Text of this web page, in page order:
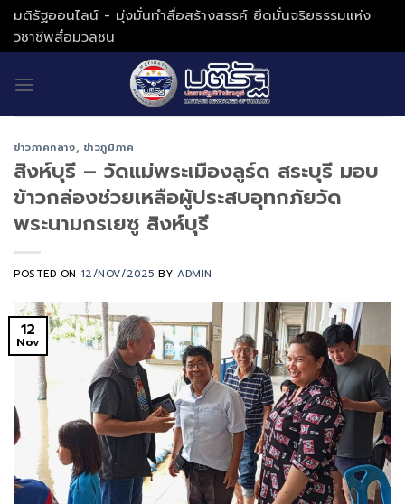
Skip
to
content
มติรัฐออนไลน์ - มุ่งมั่นทำสื่อสร้างสรรค์ ยึดมั่นจริยธรรมแห่ง
วิชาชีพสื่อมวลชน
ข่าวภาคกลาง, ข่าวภูมิภาค
สิงห์บุรี – วัดแม่พระเมืองลูร์ด สระบุรี มอบ
ข้าวกล่องช่วยเหลือผู้ประสบอุทกภัยวัด
พระนามกรเยซู สิงห์บุรี
POSTED ON 12/NOV/2025 BYADMIN
12
Nov